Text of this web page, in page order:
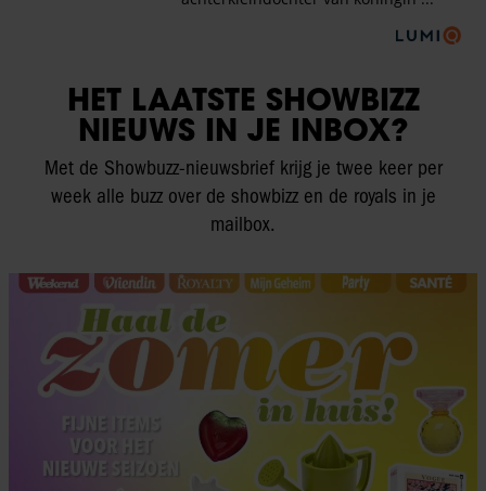
HET LAATSTE SHOWBIZZ
NIEUWS IN JE INBOX?
Met de Showbuzz-nieuwsbrief krijg je twee keer per
week alle buzz over de showbizz en de royals in je
mailbox.